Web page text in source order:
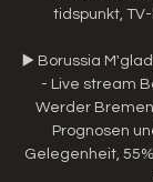
tidspunkt,
▶️ Borussia
- Live stream
Werder
Prognosen
Gelegenheit,